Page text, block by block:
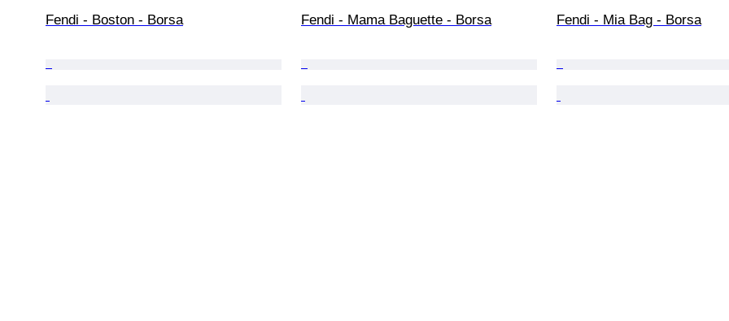
Fendi - Boston - Borsa Fendi - Mama Baguette - Borsa Fendi - Mia Bag - Borsa